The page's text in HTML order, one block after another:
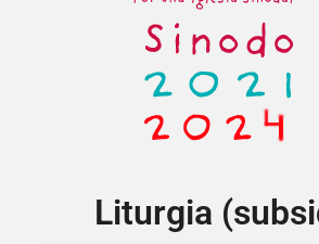
Liturgia